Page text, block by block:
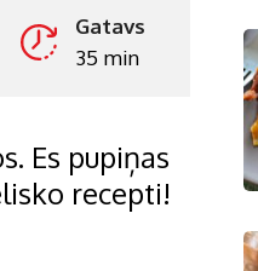
Gatavs
35 min
Es pupiņas
recepti!